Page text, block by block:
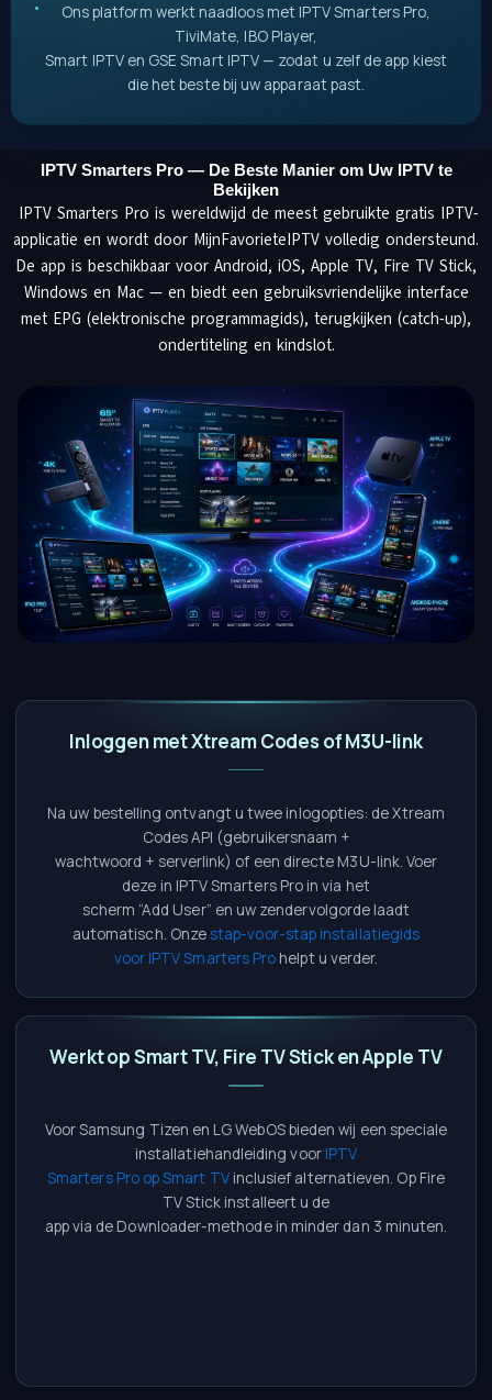
Ons platform werkt naadloos met IPTV Smarters Pro,
TiviMate, IBO Player,
Smart IPTV en GSE Smart IPTV — zodat u zelf de app kiest
die het beste bij uw apparaat past.
IPTV Smarters Pro — De Beste Manier om Uw IPTV te
Bekijken
IPTV Smarters Pro is wereldwijd de meest gebruikte gratis IPTV-
applicatie en wordt door MijnFavorieteIPTV volledig ondersteund.
De app is beschikbaar voor Android, iOS, Apple TV, Fire TV Stick,
Windows en Mac — en biedt een gebruiksvriendelijke interface
met EPG (elektronische programmagids), terugkijken (catch-up),
ondertiteling en kindslot.
Inloggen met Xtream Codes of M3U-link
Na uw bestelling ontvangt u twee inlogopties: de Xtream
Codes API (gebruikersnaam +
wachtwoord + serverlink) of een directe M3U-link. Voer
deze in IPTV Smarters Pro in via het
scherm “Add User” en uw zendervolgorde laadt
automatisch. Onze stap-voor-stap installatiegids
voor IPTV Smarters Pro helpt u verder.
Werkt op Smart TV, Fire TV Stick en Apple TV
Voor Samsung Tizen en LG WebOS bieden wij een speciale
installatiehandleiding voorIPTV
Smarters Pro op Smart TVinclusief alternatieven. Op Fire
TV Stick installeert u de
app via de Downloader-methode in minder dan 3 minuten.